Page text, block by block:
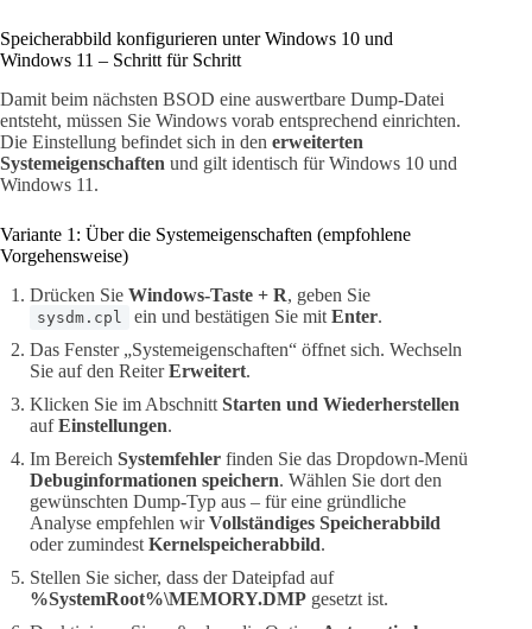
Speicherabbild konfigurieren unter Windows 10 und
Windows 11 – Schritt für Schritt
Damit beim nächsten BSOD eine auswertbare Dump-Datei
entsteht, müssen Sie Windows vorab entsprechend einrichten.
Die Einstellung befindet sich in den erweiterten
Systemeigenschaften und gilt identisch für Windows 10 und
Windows 11.
Variante 1: Über die Systemeigenschaften (empfohlene
Vorgehensweise)
Drücken Sie Windows-Taste + R, geben Sie
sysdm.cpl ein und bestätigen Sie mit Enter.
Das Fenster „Systemeigenschaften“ öffnet sich. Wechseln
Sie auf den ReiterErweitert.
Klicken Sie im Abschnitt Starten und Wiederherstellen
aufEinstellungen.
Im Bereich Systemfehler finden Sie das Dropdown-Menü
Debuginformationen speichern. Wählen Sie dort den
gewünschten Dump-Typ aus – für eine gründliche
Analyse empfehlen wirVollständiges Speicherabbild
oder zumindest Kernelspeicherabbild.
Stellen Sie sicher, dass der Dateipfad auf
%SystemRoot%\MEMORY.DMP gesetzt ist.